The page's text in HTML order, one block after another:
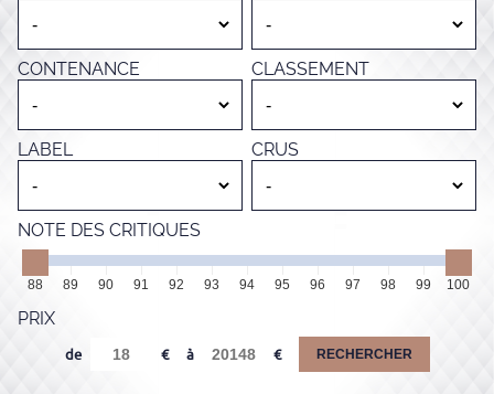
CONTENANCE CLASSEMENT
LABEL CRUS
NOTE DES CRITIQUES
88 89 90 91 92 93 94 95 96 97 98 99 100
PRIX
de à RECHERCHER